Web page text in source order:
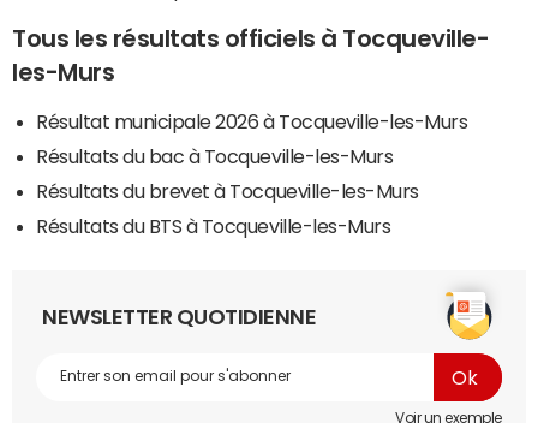
Tous les résultats officiels à Tocqueville-
les-Murs
Résultat municipale 2026 à Tocqueville-les-Murs
Résultats du bac à Tocqueville-les-Murs
Résultats du brevet à Tocqueville-les-Murs
Résultats du BTS à Tocqueville-les-Murs
NEWSLETTER QUOTIDIENNE
Voir un exemple